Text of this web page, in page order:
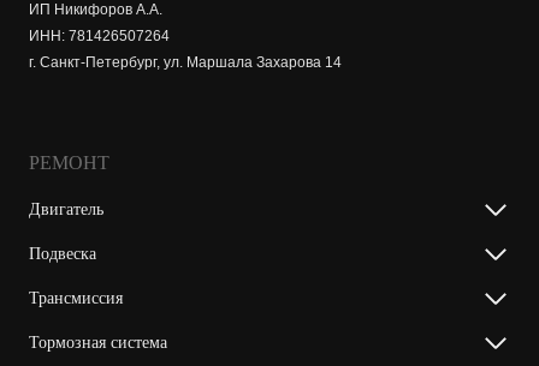
ИП Никифоров А.А.
ИНН: 781426507264
г. Санкт-Петербург, ул. Маршала Захарова 14
РЕМОНТ
Двигатель
Подвеска
Трансмиссия
Тормозная система